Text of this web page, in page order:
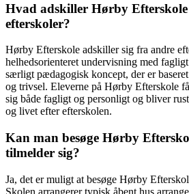
Hvad adskiller Hørby
efterskoler?
Hørby Efterskole adskiller sig fra andre
helhedsorienteret undervisning med
særligt pædagogisk koncept, der er
og trivsel. Eleverne på Hørby Efterskole
sig både fagligt og personligt og bliver
og livet efter efterskolen.
Kan man besøge Hørby
tilmelder sig?
Ja, det er muligt at besøge Hørby
Skolen arrangerer typisk åbent hus